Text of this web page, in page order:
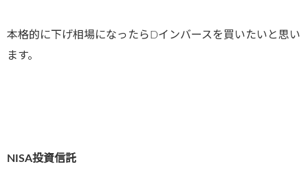
本格的に下げ相場になったらDインバースを買いたいと思い
ます。
NISA投資信託